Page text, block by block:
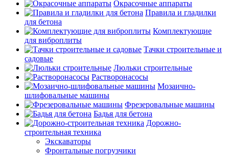
Окрасочные аппараты
Правила и гладилки
для бетона
Комплектующие
для виброплиты
Тачки строительные и
садовые
Люльки строительные
Растворонасосы
Мозаично-
шлифовальные машины
Фрезеровальные машины
Бадья для бетона
Дорожно-
строительная техника
Экскаваторы
Фронтальные погрузчики